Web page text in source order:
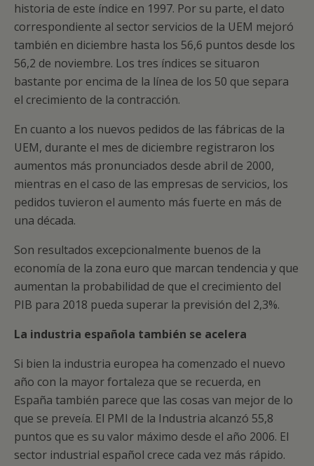
historia de este índice en 1997. Por su parte, el dato
correspondiente al sector servicios de la UEM mejoró
también en diciembre hasta los 56,6 puntos desde los
56,2 de noviembre. Los tres índices se situaron
bastante por encima de la línea de los 50 que separa
el crecimiento de la contracción.
En cuanto a los nuevos pedidos de las fábricas de la
UEM, durante el mes de diciembre registraron los
aumentos más pronunciados desde abril de 2000,
mientras en el caso de las empresas de servicios, los
pedidos tuvieron el aumento más fuerte en más de
una década.
Son resultados excepcionalmente buenos de la
economía de la zona euro que marcan tendencia y que
aumentan la probabilidad de que el crecimiento del
PIB para 2018 pueda superar la previsión del 2,3%.
La industria española también se acelera
Si bien la industria europea ha comenzado el nuevo
año con la mayor fortaleza que se recuerda, en
España también parece que las cosas van mejor de lo
que se preveía. El PMI de la Industria alcanzó 55,8
puntos que es su valor máximo desde el año 2006. El
sector industrial español crece cada vez más rápido.